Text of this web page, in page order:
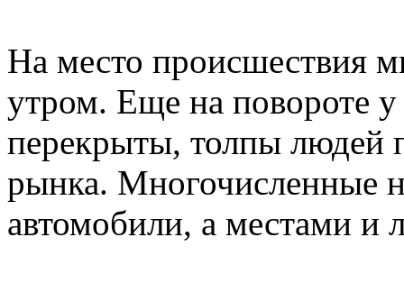
На место происшествия
утром. Еще на повороте
перекрыты, толпы людей
рынка. Многочисленные
автомобили, а местами и